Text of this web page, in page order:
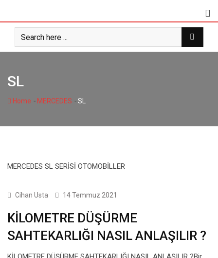
content
SL
Home - MERCEDES -SL
MERCEDES SL SERİSİ OTOMOBİLLER
1 SERİSİ
Cihan Usta 14 Temmuz 2021
KİLOMETRE DÜŞÜRME
SAHTEKARLIĞI NASIL ANLAŞILIR ?